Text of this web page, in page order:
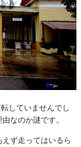
していませんでし
なのか謎です。
ず走ってはいるら